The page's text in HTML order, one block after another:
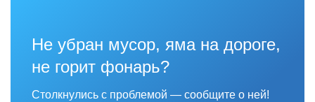
Не убран мусор, яма на дороге,
не горит фонарь?
Столкнулись с проблемой — сообщите о ней!